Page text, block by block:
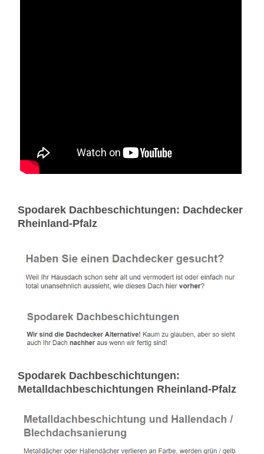
Spodarek Dachbeschichtungen: Dachdecker
Rheinland-Pfalz
Spodarek Dachbeschichtungen:
Metalldachbeschichtungen Rheinland-Pfalz